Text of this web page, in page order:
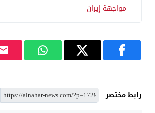
مواجهة إيران
رابط مختصر